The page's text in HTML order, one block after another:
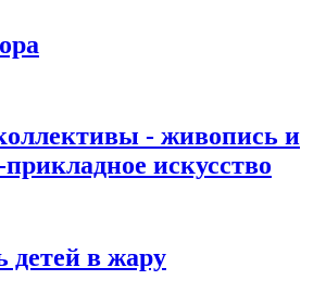
- живопись и
искусство
детей в жару